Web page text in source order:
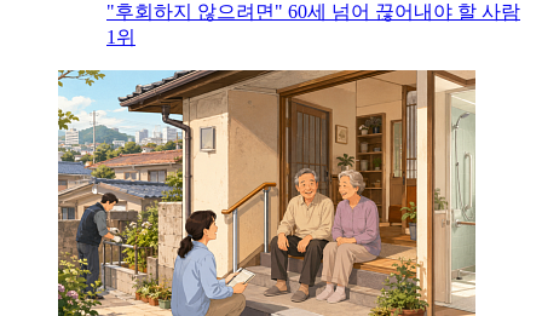
"후회하지 않으려면" 60세 넘어 끊어내야 할 사람
1위